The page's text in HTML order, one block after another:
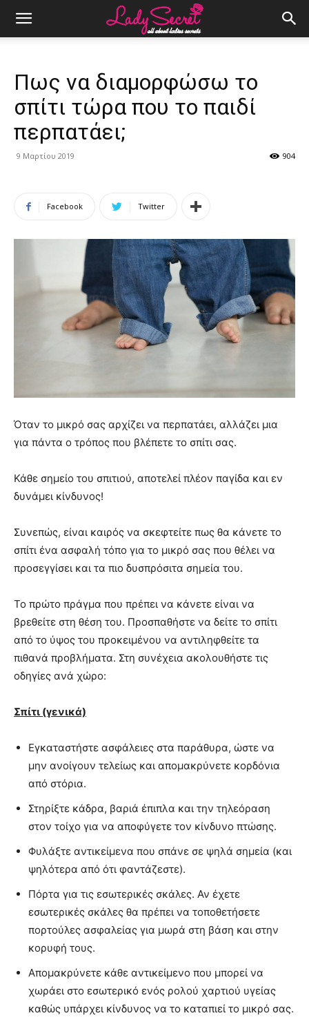
Πως να διαμορφώσω το
σπίτι τώρα που το παιδί
περπατάει;
9 Μαρτίου 2019 904
Facebook Twitter
Όταν το μικρό σας αρχίζει να περπατάει, αλλάζει μια
για πάντα ο τρόπος που βλέπετε το σπίτι σας.
Κάθε σημείο του σπιτιού, αποτελεί πλέον παγίδα και εν
δυνάμει κίνδυνος!
Συνεπώς, είναι καιρός να σκεφτείτε πως θα κάνετε το
σπίτι ένα ασφαλή τόπο για το μικρό σας που θέλει να
προσεγγίσει και τα πιο δυσπρόσιτα σημεία του.
Το πρώτο πράγμα που πρέπει να κάνετε είναι να
βρεθείτε στη θέση του. Προσπαθήστε να δείτε το σπίτι
από το ύψος του προκειμένου να αντιληφθείτε τα
πιθανά προβλήματα. Στη συνέχεια ακολουθήστε τις
οδηγίες ανά χώρο:
Σπίτι (γενικά)
Εγκαταστήστε ασφάλειες στα παράθυρα, ώστε να
μην ανοίγουν τελείως και απομακρύνετε κορδόνια
από στόρια.
Στηρίξτε κάδρα, βαριά έπιπλα και την τηλεόραση
στον τοίχο για να αποφύγετε τον κίνδυνο πτώσης.
Φυλάξτε αντικείμενα που σπάνε σε ψηλά σημεία (και
ψηλότερα από ότι φαντάζεστε).
Πόρτα για τις εσωτερικές σκάλες. Αν έχετε
εσωτερικές σκάλες θα πρέπει να τοποθετήσετε
πορτούλες ασφαλείας για μωρά στη βάση και στην
κορυφή τους.
Απομακρύνετε κάθε αντικείμενο που μπορεί να
χωράει στο εσωτερικό ενός ρολού χαρτιού υγείας
καθώς υπάρχει κίνδυνος να το καταπιεί το μικρό σας.